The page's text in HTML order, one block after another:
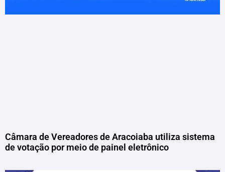
Câmara de Vereadores de Aracoiaba utiliza sistema
de votação por meio de painel eletrônico